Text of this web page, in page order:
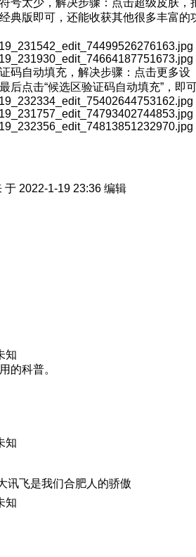
典版即可，还能收获其他很多丰富的
码自动填充，解决步骤：点击更多设
后点击“候选区验证码自动填充”，即
于 2022-1-19 23:36 编辑
知
的科普。
知
讯飞是我们合肥人的骄傲
知